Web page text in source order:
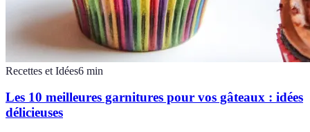
Recettes et Idées6 min
Les 10 meilleures garnitures pour vos gâteaux : idées
délicieuses